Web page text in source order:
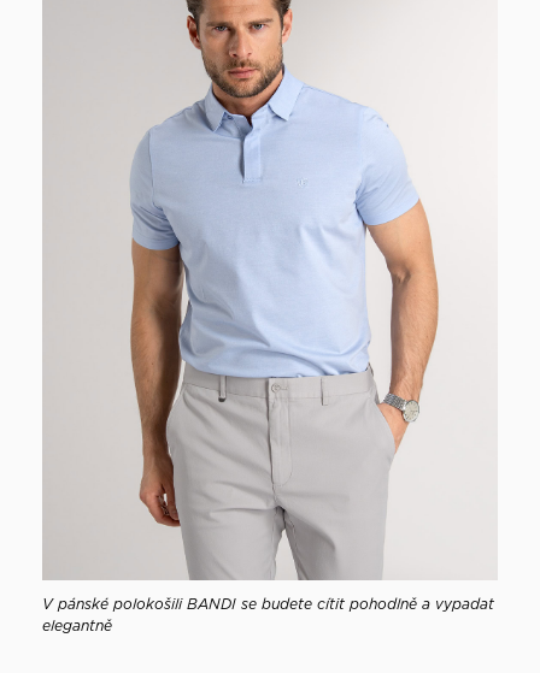
V pánské polokošili BANDI se budete cítit pohodlně a vypadat
elegantně